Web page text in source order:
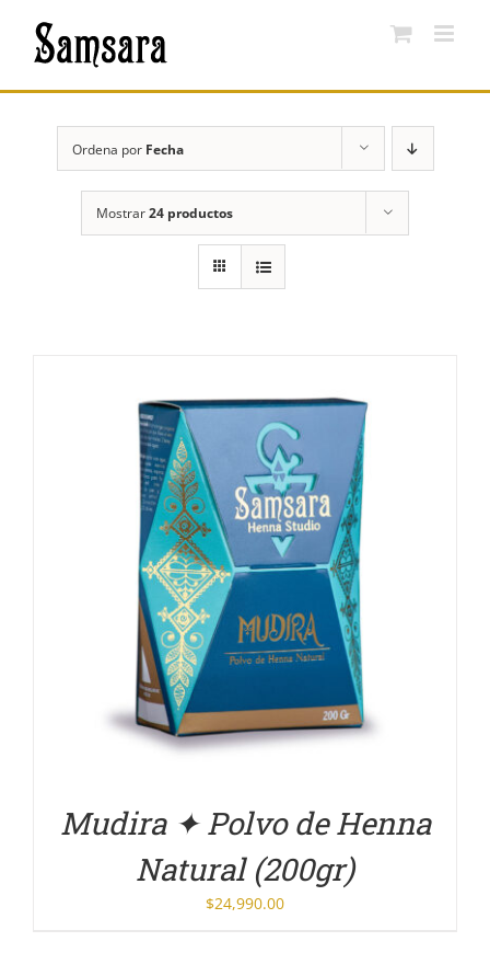
contenido
Ordena por Fecha
Mostrar24 productos
DETALLES
Mudira ✦ Polvo de Henna
Natural (200gr)
$24,990.00